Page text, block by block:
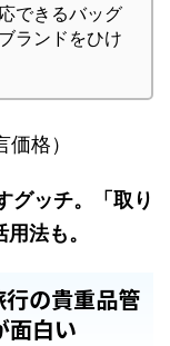
できるバッグ
ランドをひけ
格）
グッチ。「取り
法も。
の貴重品管
面白い